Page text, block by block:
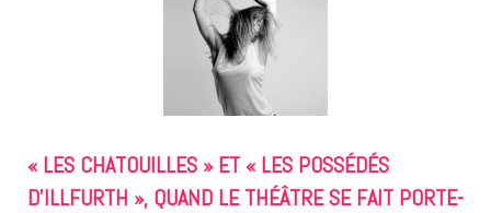
« LES CHATOUILLES » ET « LES POSSÉDÉS
D’ILLFURTH », QUAND LE THÉÂTRE SE FAIT PORTE-